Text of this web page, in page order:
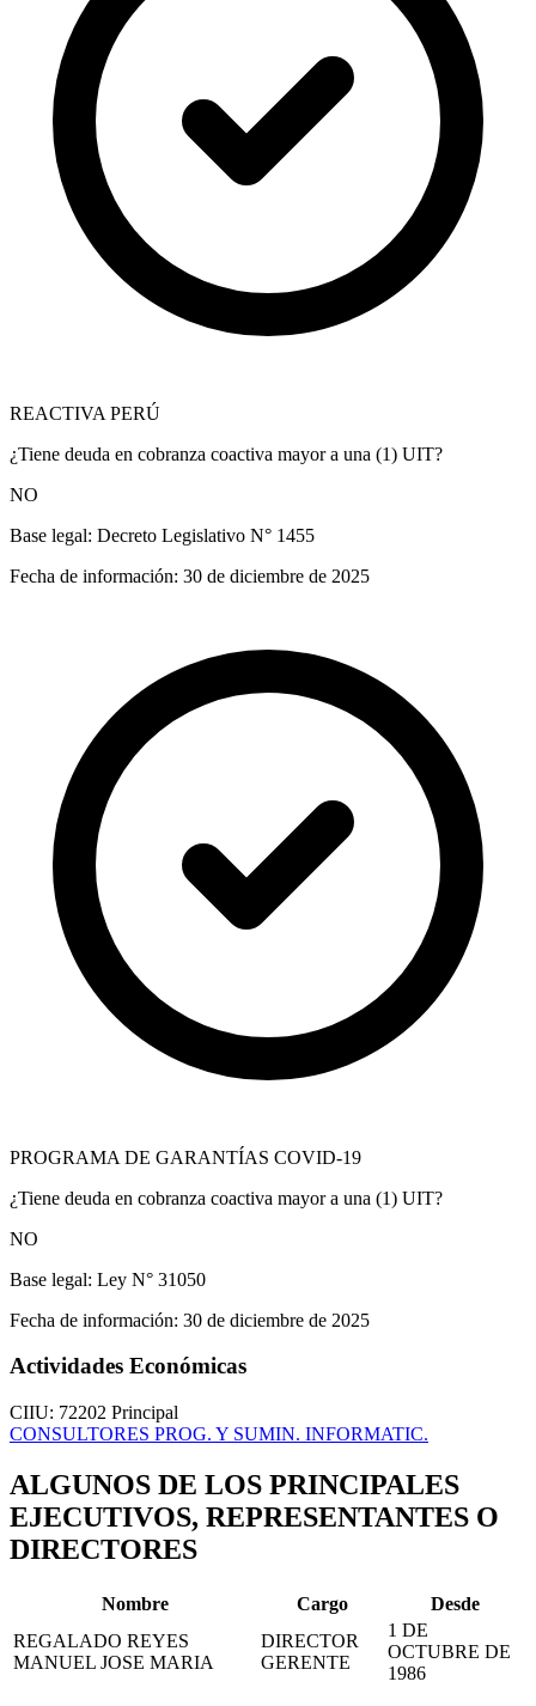
REACTIVA PERÚ
¿Tiene deuda en cobranza coactiva mayor a una (1) UIT?
NO
Base legal: Decreto Legislativo N° 1455
Fecha de información: 30 de diciembre de 2025
PROGRAMA DE GARANTÍAS COVID-19
¿Tiene deuda en cobranza coactiva mayor a una (1) UIT?
NO
Base legal: Ley N° 31050
Fecha de información: 30 de diciembre de 2025
Actividades Económicas
CIIU: 72202 Principal
CONSULTORES PROG. Y SUMIN. INFORMATIC.
ALGUNOS DE LOS PRINCIPALES
EJECUTIVOS, REPRESENTANTES O
DIRECTORES
Nombre Cargo
Desde
REGALADO REYES
MANUEL JOSE MARIA
DIRECTOR
GERENTE
1 DE
OCTUBRE DE
1986